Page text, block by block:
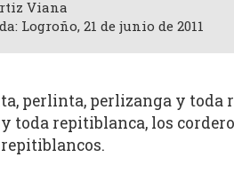
Viana
Logroño, 21 de junio de 2011
perlinta, perlizanga y toda
toda repitiblanca, los